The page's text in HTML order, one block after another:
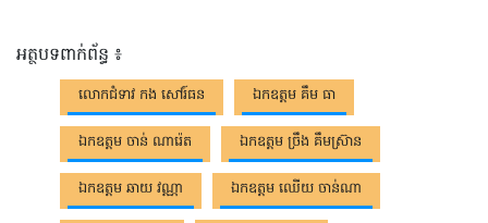
អត្ថបទពាក់ព័ន្ធ ៖
លោកជំទាវ កង សៅរ៍ធន ឯកឧត្តម គឹម ធា
ឯកឧត្តម ចាន់ ណារ៉េត ឯកឧត្តម ច្រឹង គឹមស្រ៊ាន
ឯកឧត្តម ឆាយ វណ្ណា ឯកឧត្តម ឈើយ ចាន់ណា